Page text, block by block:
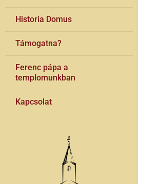
Historia Domus
Támogatna?
Ferenc pápa a
templomunkban
Kapcsolat